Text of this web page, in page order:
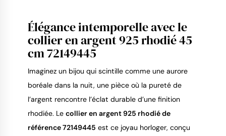
9.4
Élégance intemporelle avec le
collier en argent 925 rhodié 45
cm 72149445
Imaginez un bijou qui scintille comme une aurore
boréale dans la nuit, une pièce où la pureté de
l’argent rencontre l’éclat durable d’une finition
rhodiée. Le collier en argent 925 rhodié de
référence 72149445 est ce joyau horloger, conçu